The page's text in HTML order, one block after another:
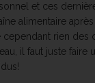
et ces
alimentaire
cependant rien des
il faut juste faire